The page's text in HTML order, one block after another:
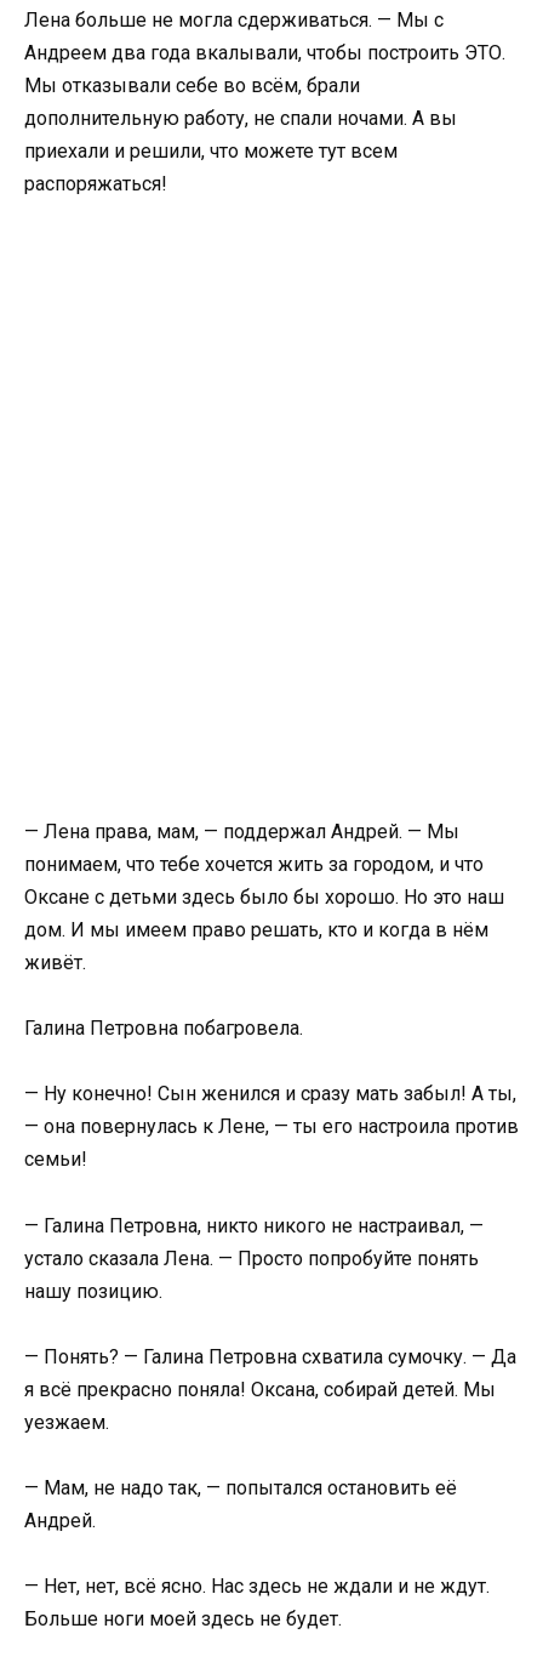
Лена больше не могла сдерживаться. — Мы с
Андреем два года вкалывали, чтобы построить ЭТО.
Мы отказывали себе во всём, брали
дополнительную работу, не спали ночами. А вы
приехали и решили, что можете тут всем
распоряжаться!
— Лена права, мам, — поддержал Андрей. — Мы
понимаем, что тебе хочется жить за городом, и что
Оксане с детьми здесь было бы хорошо. Но это наш
дом. И мы имеем право решать, кто и когда в нём
живёт.
Галина Петровна побагровела.
— Ну конечно! Сын женился и сразу мать забыл! А ты,
— она повернулась к Лене, — ты его настроила против
семьи!
— Галина Петровна, никто никого не настраивал, —
устало сказала Лена. — Просто попробуйте понять
нашу позицию.
— Понять? — Галина Петровна схватила сумочку. — Да
я всё прекрасно поняла! Оксана, собирай детей. Мы
уезжаем.
— Мам, не надо так, — попытался остановить её
Андрей.
— Нет, нет, всё ясно. Нас здесь не ждали и не ждут.
Больше ноги моей здесь не будет.